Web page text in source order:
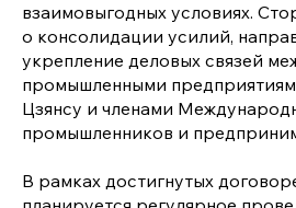
взаимовыгодных условиях.
о консолидации усилий,
укрепление деловых связей
промышленными
Цзянсу и членами
промышленников и
В рамках достигнутых